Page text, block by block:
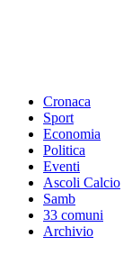
Cronaca
Sport
Economia
Politica
Eventi
Ascoli Calcio
Samb
33 comuni
Archivio